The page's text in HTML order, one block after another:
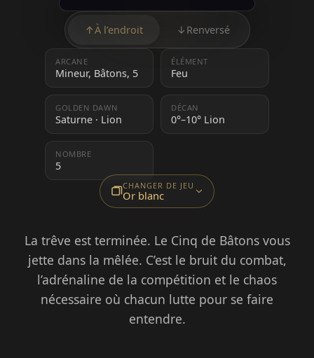
↑À l’endroit ↓ Renversé
ARCANE
Mineur, Bâtons, 5
ÉLÉMENT
Feu
GOLDEN DAWN
Saturne · Lion
DÉCAN
0°–10° Lion
NOMBRE
5
CHANGER DE JEU
Or blanc
La trêve est terminée. Le Cinq de Bâtons vous
jette dans la mêlée. C’est le bruit du combat,
l’adrénaline de la compétition et le chaos
nécessaire où chacun lutte pour se faire
entendre.